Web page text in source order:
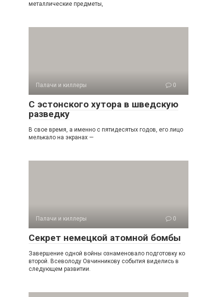
металлические предметы,
Палачи и киллеры 0
С эстонского хутора в шведскую
разведку
В свое время, а именно с пятидесятых годов, его лицо
мелькало на экранах —
Палачи и киллеры 0
Секрет немецкой атомной бомбы
Завершение одной войны ознаменовало подготовку ко
второй. Всеволоду Овчинникову события виделись в
следующем развитии.